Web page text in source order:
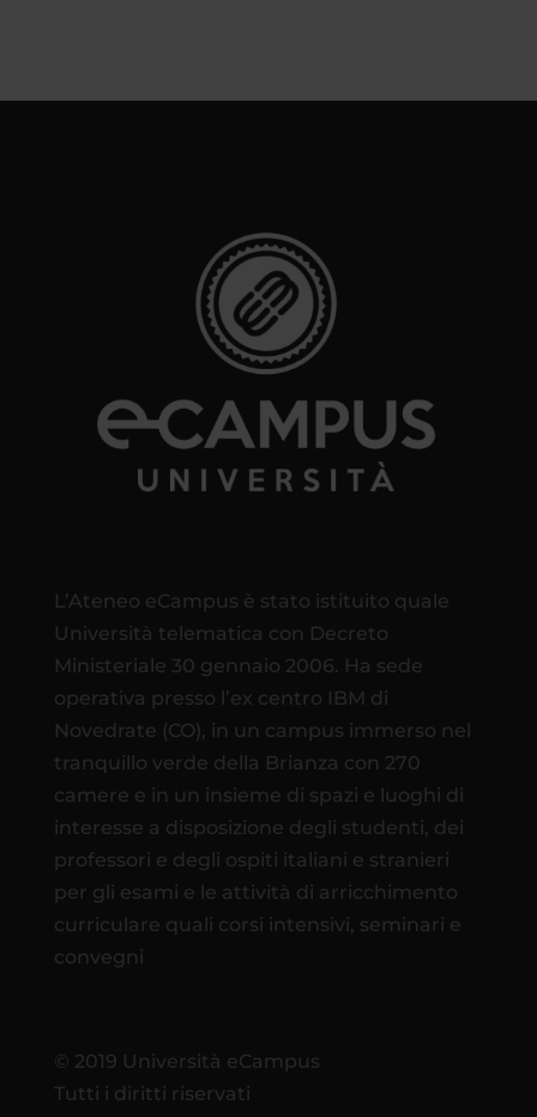
L’Ateneo eCampus è stato istituito quale
Università telematica con Decreto
Ministeriale 30 gennaio 2006. Ha sede
operativa presso l’ex centro IBM di
Novedrate (CO), in un campus immerso nel
tranquillo verde della Brianza con 270
camere e in un insieme di spazi e luoghi di
interesse a disposizione degli studenti, dei
professori e degli ospiti italiani e stranieri
per gli esami e le attività di arricchimento
curriculare quali corsi intensivi, seminari e
convegni
© 2019 Università eCampus
Tutti i diritti riservati